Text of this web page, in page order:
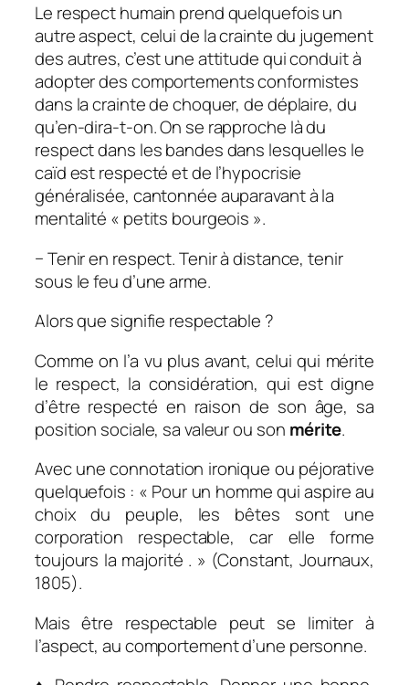
Le respect humain prend quelquefois un
autre aspect, celui de la crainte du jugement
des autres, c’est une attitude qui conduit à
adopter des comportements conformistes
dans la crainte de choquer, de déplaire, du
qu’en-dira-t-on. On se rapproche là du
respect dans les bandes dans lesquelles le
caïd est respecté et de l’hypocrisie
généralisée, cantonnée auparavant à la
mentalité « petits bourgeois ».
− Tenir en respect. Tenir à distance, tenir
sous le feu d’une arme.
Alors que signifie respectable ?
Comme on l’a vu plus avant, celui qui mérite
le respect, la considération, qui est digne
d’être respecté en raison de son âge, sa
position sociale, sa valeur ou son mérite.
Avec une connotation ironique ou péjorative
quelquefois : « Pour un homme qui aspire au
choix du peuple, les bêtes sont une
corporation respectable, car elle forme
toujours la majorité . » (Constant, Journaux,
1805).
Mais être respectable peut se limiter à
l’aspect, au comportement d’une personne.